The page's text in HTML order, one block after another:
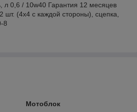
л 0,6 / 10w40 Гарантия 12 месяцев
(4х4 с каждой стороны), сцепка,
8
Мотоблок